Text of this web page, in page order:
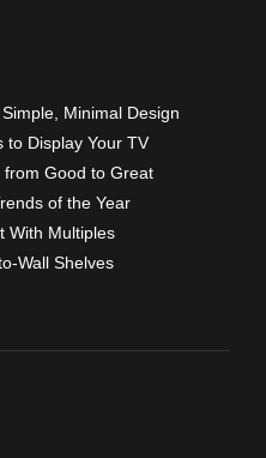
Minimal Design
to Display Your TV
Good to Great
of the Year
With Multiples
Wall Shelves